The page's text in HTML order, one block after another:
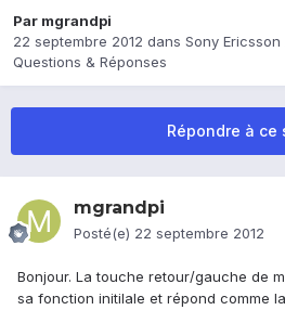
Par mgrandpi
22 septembre 2012 dans Sony
Questions & Réponses
Répondre à ce
mgrandpi
Posté(e) 22 septembre 2012
Bonjour. La touche retour/gauche de
sa fonction initilale et répond comme